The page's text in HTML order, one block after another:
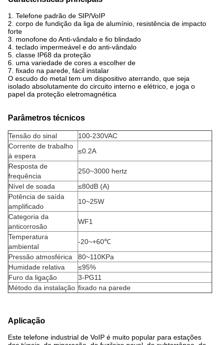
1. Telefone padrão de SIP/VoIP
2. corpo de fundição da liga de alumínio, resistência de impacto
forte
3. monofone do Anti-vândalo e fio blindado
4. teclado impermeável e do anti-vândalo
5. classe IP68 da proteção
6. uma variedade de cores a escolher de
7. fixado na parede, fácil instalar
O escudo do metal tem um dispositivo aterrando, que seja
isolado absolutamente do circuito interno e elétrico, e joga o
papel da proteção eletromagnética
Parâmetros técnicos
Tensão do sinal
100-230VAC
Corrente de trabalho
à espera
≤0.2A
Resposta de
frequência
250~3000 hertz
Nível de soada
≤80dB (A)
Potência de saída
amplificado
10~25W
Categoria da
anticorrosão
WF1
Temperatura
ambiental
-20~+60℃
Pressão atmosférica
80~110KPa
Humidade relativa
≤95%
Furo da ligação
3-PG11
Método da instalação fixado na parede
Aplicação
Este telefone industrial de VoIP é muito popular para estações